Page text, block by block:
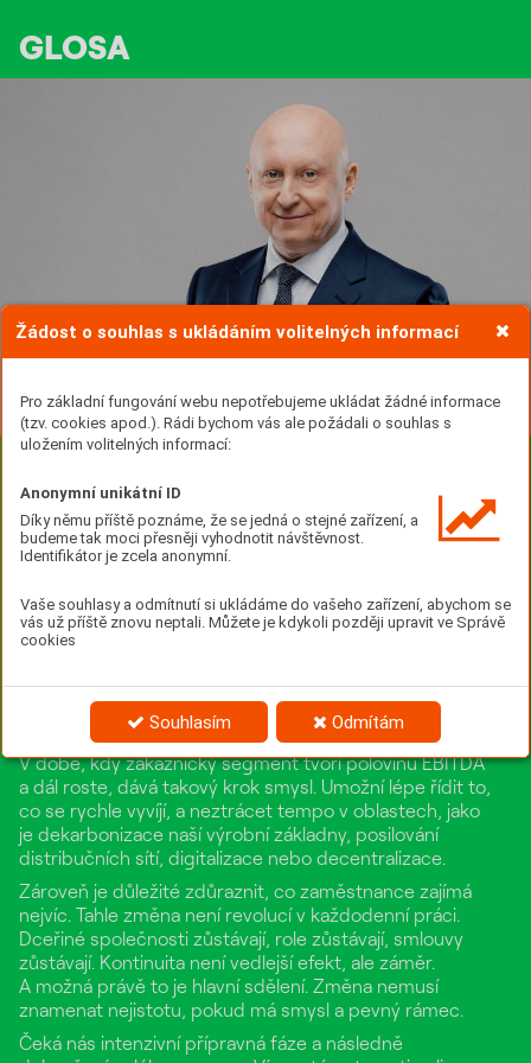
Žádost o souhlas s ukládáním volitelných informací
Pro základní fungování webu nepotřebujeme ukládat žádné informace
(tzv. cookies apod.). Rádi bychom vás ale požádali o souhlas s
uložením volitelných informací:
Anonymní unikátní ID
Díky němu příště poznáme, že se jedná o stejné zařízení, a
budeme tak moci přesněji vyhodnotit návštěvnost.
Identifikátor je zcela anonymní.
Vaše souhlasy a odmítnutí si ukládáme do vašeho zařízení, abychom se
vás už příště znovu neptali. Můžete je kdykoli později upravit ve Správě
cookies
Souhlasím Odmítám
GLOSA
Milé kolegyně, milí kolegové,
energetika v Evropě se mění rychleji než kdy dřív –
a kdo nechce zůstat pozadu, musí reagovat. Přicházíme
s krokem, který na první pohled může působit
být silnější, přehlednější a připravení na budoucnost.
Vyčlenění zákaznických aktivit do nové dceřiné
jak dát jednotlivým částem firmy větší prostor
vyniknout, lépe reagovat na tlak trhu i očekávání
investorů a zároveň využít nové možnosti financování.
V době, kdy zákaznický segment tvoří polovinu EBITDA
a dál roste, dává takový krok smysl. Umožní lépe řídit to,
co se rychle vyvíjí, a neztrácet tempo v oblastech, jako
je dekarbonizace naší výrobní základny, posilování
distribučních sítí, digitalizace nebo decentralizace.
Zároveň je důležité zdůraznit, co zaměstnance zajímá
nejvíc. Tahle změna není revolucí v každodenní práci.
Dceřiné společnosti zůstávají, role zůstávají, smlouvy
zůstávají. Kontinuita není vedlejší efekt, ale záměr.
A možná právě to je hlavní sdělení. Změna nemusí
znamenat nejistotu, pokud má smysl a pevný rámec.
Čeká nás intenzivní přípravná fáze a následně